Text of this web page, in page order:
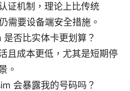
证机制，理论上比传统
需要设备端安全措施。
否比实体卡更划算？
且成本更低，尤其是短期停
。
会暴露我的号码吗？